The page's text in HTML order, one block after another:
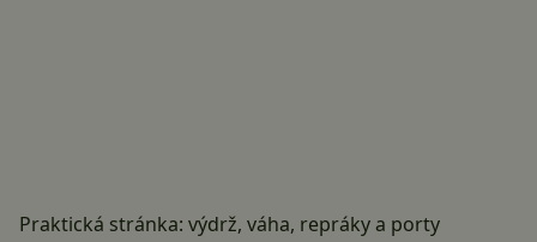
Praktická stránka: výdrž, váha, repráky a porty